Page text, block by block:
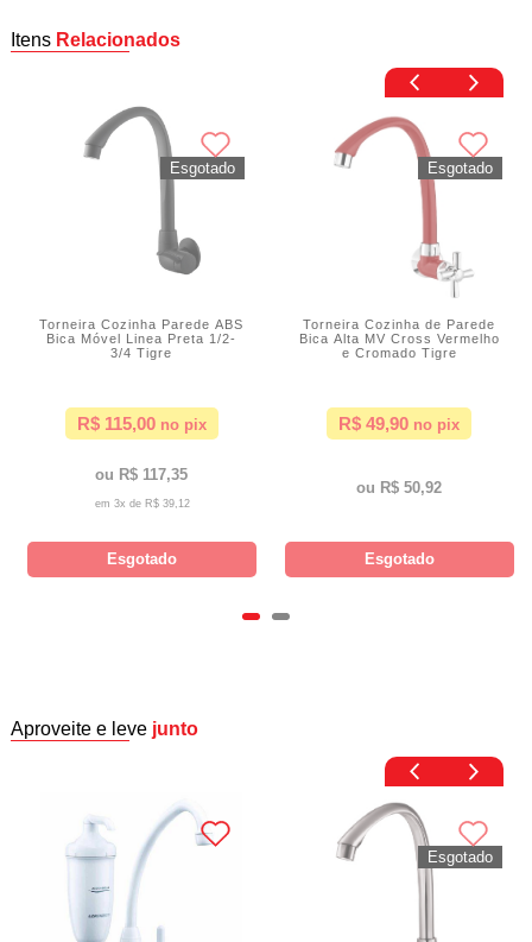
Itens Relacionados
Torneira Cozinha Parede ABS
Bica Móvel Linea Preta 1/2-
3/4 Tigre
R$ 115,00
R$ 117,35
3x de R$ 39,12
Esgotado
Torneira Cozinha de Parede
Bica Alta MV Cross Vermelho
e Cromado Tigre
R$ 49,90
R$ 50,92
Esgotado
Aproveite e leve junto